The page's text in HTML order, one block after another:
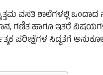
ವಸತಿ ಶಾಲೆಗಳಲ್ಲಿ
ಗಣಿತ ಹಾಗೂ ಇತರೆ
ಪರೀಕ್ಷೆಗಳ ಸಿದ್ಧತೆಗೆ